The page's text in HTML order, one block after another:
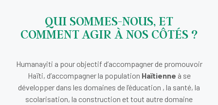
QUI SOMMES-NOUS, ET
COMMENT AGIR À NOS CÔTÉS ?
Humanayiti a pour objectif d’accompagner de promouvoir
Haïti, d’accompagner la population Haïtienne à se
développer dans les domaines de l’éducation , la santé, la
scolarisation, la construction et tout autre domaine